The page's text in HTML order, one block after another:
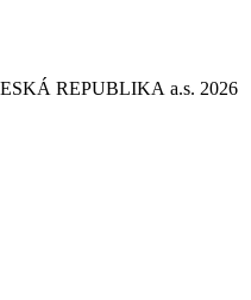
REPUBLIKA a.s. 2026